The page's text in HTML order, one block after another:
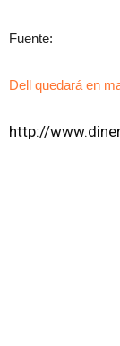
Fuente:
Dell quedará en
http://